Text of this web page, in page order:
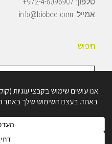
אמייל: info@biobee.com
חיפוש
חיפוש